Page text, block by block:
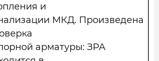
и
МКД. Произведена
арматуры: ЗРА